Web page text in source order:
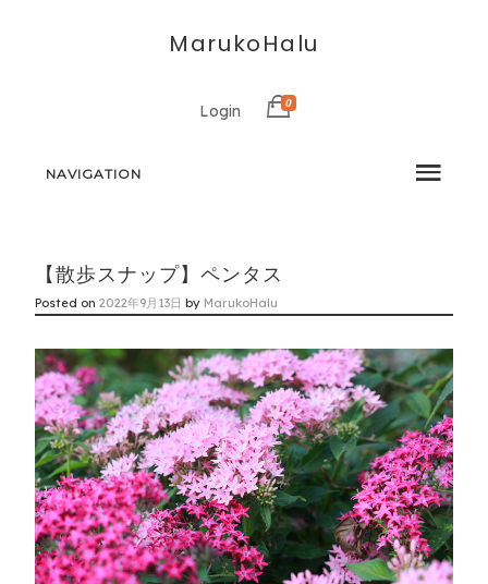
MarukoHalu
Login 0
NAVIGATION
【散歩スナップ】ペンタス
Posted on2022年9月13日 by MarukoHalu